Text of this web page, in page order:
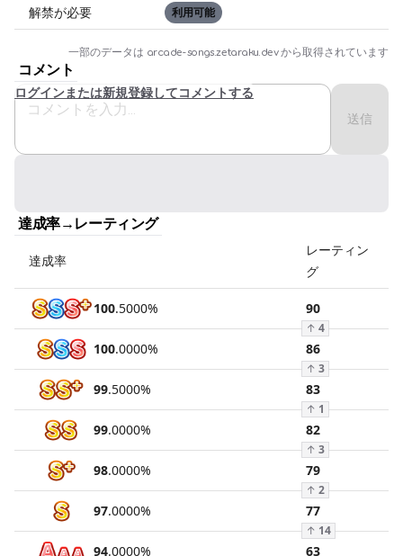
解禁が必要 利用可能
一部のデータは arcade-songs.zetaraku.devから取得されています
コメント
送信
ログインまたは新規登録してコメントする
達成率→レーティング
達成率
レーティン
グ
100.5000% 90
↑ 4
100.0000% 86
↑ 3
99.5000% 83
↑ 1
99.0000% 82
↑ 3
98.0000% 79
↑ 2
97.0000% 77
↑ 14
94.0000% 63